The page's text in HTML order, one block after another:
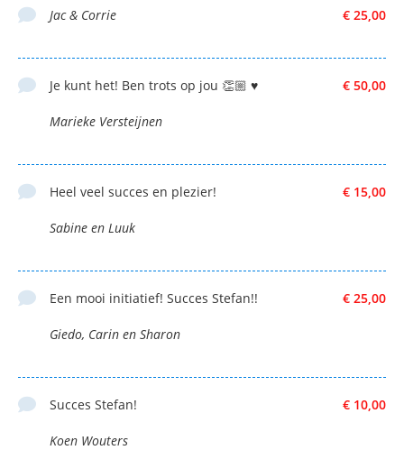
€ 25,00
Jac & Corrie
€ 50,00
Je kunt het! Ben trots op jou 👏🏼 ♥️
Marieke Versteijnen
€ 15,00
Heel veel succes en plezier!
Sabine en Luuk
€ 25,00
Een mooi initiatief! Succes Stefan!!
Giedo, Carin en Sharon
€ 10,00
Succes Stefan!
Koen Wouters